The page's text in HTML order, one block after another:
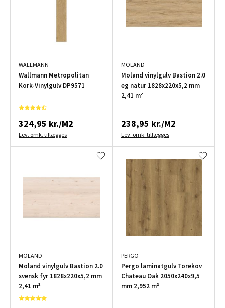
WALLMANN
Wallmann Metropolitan
Kork-Vinylgulv DP9571
324,95 kr./M2
Lev. omk. tillægges
MOLAND
Moland vinylgulv Bastion 2.0
eg natur 1828x220x5,2 mm
2,41 m²
238,95 kr./M2
Lev. omk. tillægges
MOLAND
Moland vinylgulv Bastion 2.0
svensk fyr 1828x220x5,2 mm
2,41 m²
PERGO
Pergo laminatgulv Torekov
Chateau Oak 2050x240x9,5
mm 2,952 m²